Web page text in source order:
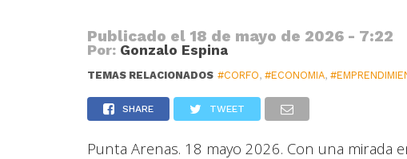
Publicado el 18 de mayo de 2026 - 7:22
Por: Gonzalo Espina
TEMAS RELACIONADOS #CORFO,#ECONOMIA,
SHARE TWEET
Punta Arenas. 18 mayo 2026. Con una